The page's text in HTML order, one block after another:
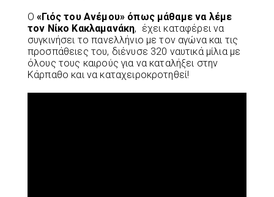
Ο«Γιός του Ανέμου» όπως μάθαμε να λέμε
τον Νίκο Κακλαμανάκη, έχει καταφέρει να
συγκινήσει το πανελλήνιο με τον αγώνα και τις
προσπάθειες του, διένυσε 320 ναυτικά μίλια με
όλους τους καιρούς για να καταλήξει στην
Κάρπαθο και να καταχειροκροτηθεί!